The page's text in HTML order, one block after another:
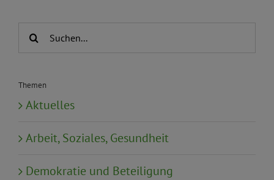
Suche
Themen
Aktuelles
Arbeit, Soziales, Gesundheit
Demokratie und Beteiligung